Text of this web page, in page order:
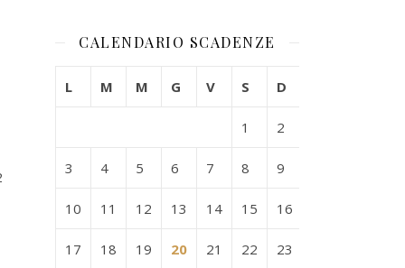
CALENDARIO SCADENZE
L M M G V S D
1 2
3 4 5 6 7 8 9
10 11 12 13 14 15 16
17 18 19 20 21 22 23